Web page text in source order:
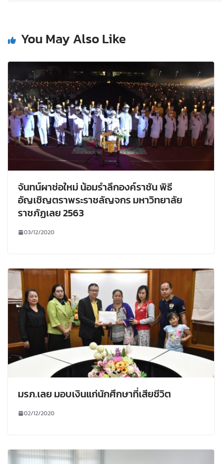
You May Also Like
จันทน์ผาช่อใหม่ น้อมรำลึกองค์ราชัน พิธี
อัญเชิญตราพระราชลัญจกร มหาวิทยาลัย
ราชภัฏเลย 2563
03/12/2020
มรภ.เลย มอบเงินแก่นักศึกษาที่เสียชีวิต
02/12/2020